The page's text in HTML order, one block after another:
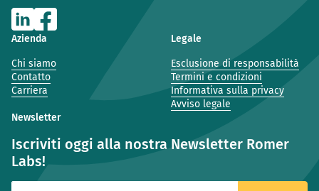
Azienda
Chi siamo
Contatto
Carriera
Legale
Esclusione di responsabilità
Termini e condizioni
Informativa sulla privacy
Avviso legale
Newsletter
Iscriviti oggi alla nostra Newsletter Romer
Labs!